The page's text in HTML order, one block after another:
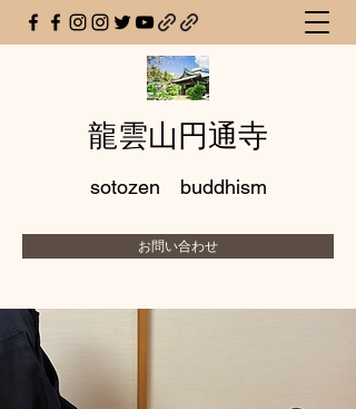
龍雲山円通寺
sotozen buddhism
お問い合わせ